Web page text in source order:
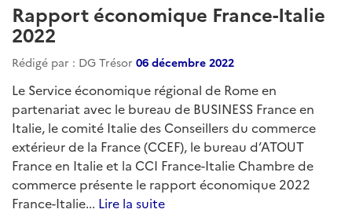
Rapport économique France-Italie
2022
Rédigé par : DG Trésor 06 décembre 2022
Le Service économique régional de Rome en
partenariat avec le bureau de BUSINESS France en
Italie, le comité Italie des Conseillers du commerce
extérieur de la France (CCEF), le bureau d’ATOUT
France en Italie et la CCI France-Italie Chambre de
commerce présente le rapport économique 2022
France-Italie... Lire la suite